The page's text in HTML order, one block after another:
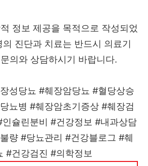
정보 제공을 목적으로 작성되었
진단과 치료는 반드시 의료기
의와 상담하시기 바랍니다.
성당뇨 #췌장암당뇨 #혈당상승
뇨병 #췌장암초기증상 #췌장검
슐린분비 #건강정보 #내과상담
량 #당뇨관리 #건강블로그 #췌
#건강검진 #의학정보